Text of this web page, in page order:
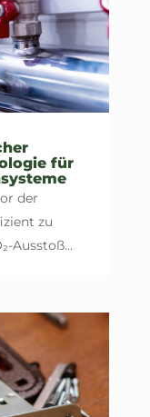
für
der
zu
Ausstoß...